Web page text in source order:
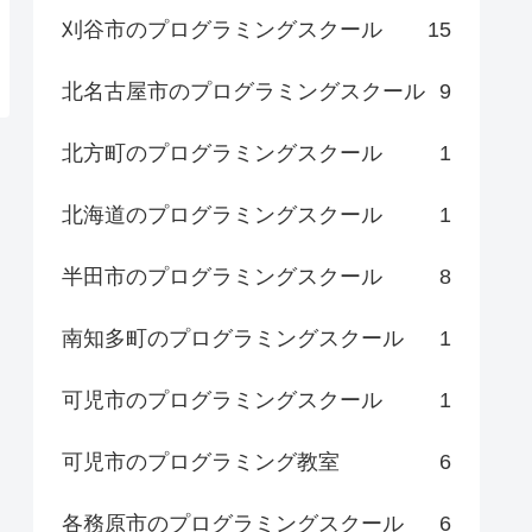
刈谷市のプログラミングスクール 15
北名古屋市のプログラミングスクール 9
北方町のプログラミングスクール 1
北海道のプログラミングスクール 1
半田市のプログラミングスクール 8
南知多町のプログラミングスクール 1
可児市のプログラミングスクール 1
可児市のプログラミング教室 6
各務原市のプログラミングスクール 6